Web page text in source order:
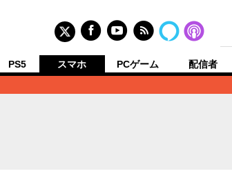
PS5 スマホ PCゲーム 配信者